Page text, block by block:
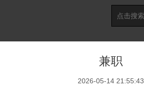
兼职
2026-05-14 21:55:43